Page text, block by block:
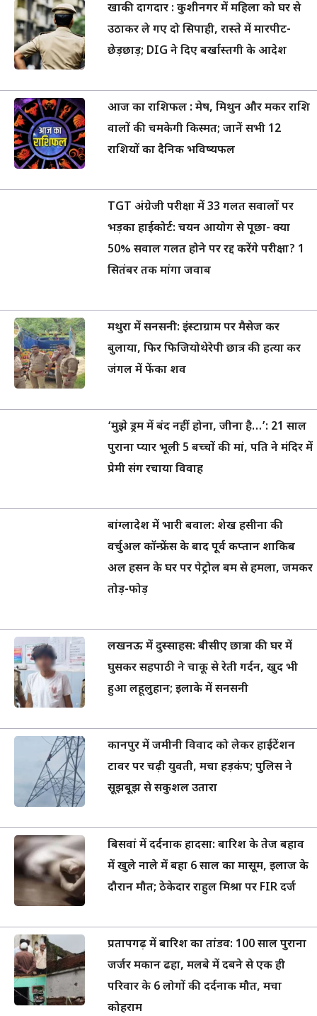
खाकी दागदार : कुशीनगर में महिला को घर से
उठाकर ले गए दो सिपाही, रास्ते में मारपीट-
छेड़छाड़; DIG ने दिए बर्खास्तगी के आदेश
आज का राशिफल : मेष, मिथुन और मकर राशि
वालों की चमकेगी किस्मत; जानें सभी 12
राशियों का दैनिक भविष्यफल
TGT अंग्रेजी परीक्षा में 33 गलत सवालों पर
भड़का हाईकोर्ट: चयन आयोग से पूछा- क्या
50% सवाल गलत होने पर रद्द करेंगे परीक्षा? 1
सितंबर तक मांगा जवाब
मथुरा में सनसनी: इंस्टाग्राम पर मैसेज कर
बुलाया, फिर फिजियोथेरेपी छात्र की हत्या कर
जंगल में फेंका शव
‘मुझे ड्रम में बंद नहीं होना, जीना है…’: 21 साल
पुराना प्यार भूली 5 बच्चों की मां, पति ने मंदिर में
प्रेमी संग रचाया विवाह
बांग्लादेश में भारी बवाल: शेख हसीना की
वर्चुअल कॉन्फ्रेंस के बाद पूर्व कप्तान शाकिब
अल हसन के घर पर पेट्रोल बम से हमला, जमकर
तोड़-फोड़
लखनऊ में दुस्साहस: बीसीए छात्रा की घर में
घुसकर सहपाठी ने चाकू से रेती गर्दन, खुद भी
हुआ लहूलुहान; इलाके में सनसनी
कानपुर में जमीनी विवाद को लेकर हाईटेंशन
टावर पर चढ़ी युवती, मचा हड़कंप; पुलिस ने
सूझबूझ से सकुशल उतारा
बिसवां में दर्दनाक हादसा: बारिश के तेज बहाव
में खुले नाले में बहा 6 साल का मासूम, इलाज के
दौरान मौत; ठेकेदार राहुल मिश्रा पर FIR दर्ज
प्रतापगढ़ में बारिश का तांडव: 100 साल पुराना
जर्जर मकान ढहा, मलबे में दबने से एक ही
परिवार के 6 लोगों की दर्दनाक मौत, मचा
कोहराम